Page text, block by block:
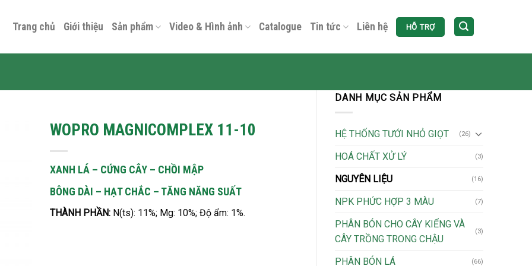
Trang chủ Giới thiệu Sản phẩm Video & Hình ảnh Catalogue Tin tức Liên hệ HỖ TRỢ
DANH MỤC SẢN PHẨM
HỆ THỐNG TƯỚI NHỎ GIỌT (26)
HOÁ CHẤT XỬ LÝ (3)
NGUYÊN LIỆU (16)
NPK PHỨC HỢP 3 MÀU (7)
PHÂN BÓN CHO CÂY KIỂNG VÀ
CÂY TRỒNG TRONG CHẬU
(3)
PHÂN BÓN LÁ (66)
WOPRO MAGNICOMPLEX 11-10
XANH LÁ – CỨNG CÂY – CHỒI MẬP
BÔNG DÀI – HẠT CHẮC – TĂNG NĂNG SUẤT
THÀNH PHẦN:N(ts): 11%; Mg: 10%; Độ ẩm: 1%.